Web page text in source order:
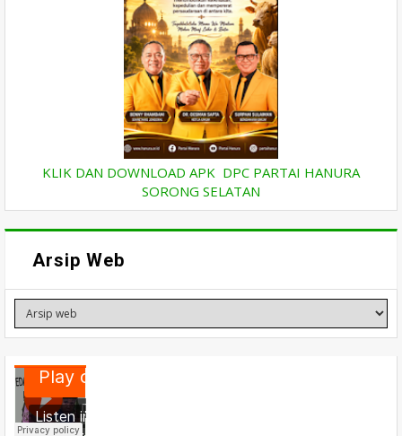
KLIK DAN DOWNLOAD APK DPC PARTAI HANURA
SORONG SELATAN
Arsip Web